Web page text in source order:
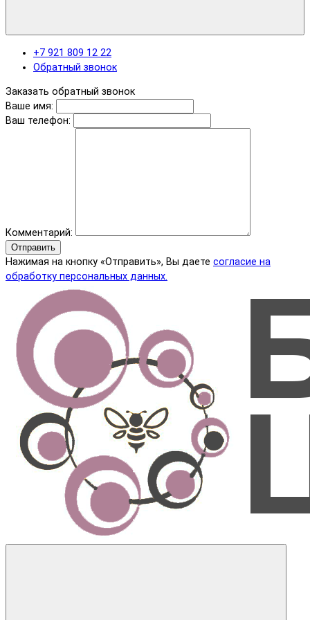
+7 921 809 12 22
Обратный звонок
Заказать обратный звонок
Ваше имя:
Ваш телефон:
Комментарий:
Отправить
Нажимая на кнопку «Отправить», Вы даете согласие на
обработку персональных данных.